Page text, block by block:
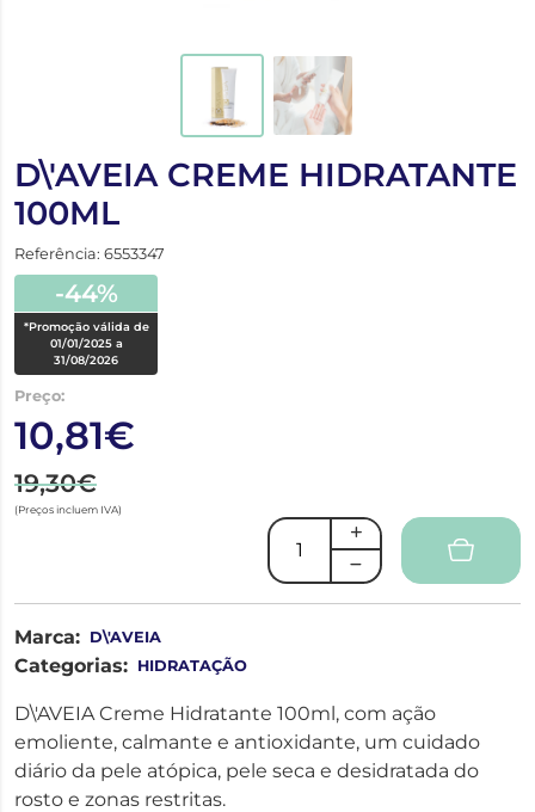
D\'AVEIA CREME HIDRATANTE
100ML
Referência: 6553347
-44%
*Promoção válida de
01/01/2025 a
31/08/2026
Preço:
10,81€
19,30€
(Preços incluem IVA)
Marca: D\'AVEIA
Categorias: HIDRATAÇÃO
D\'AVEIA Creme Hidratante 100ml, com ação
emoliente, calmante e antioxidante, um cuidado
diário da pele atópica, pele seca e desidratada do
rosto e zonas restritas.